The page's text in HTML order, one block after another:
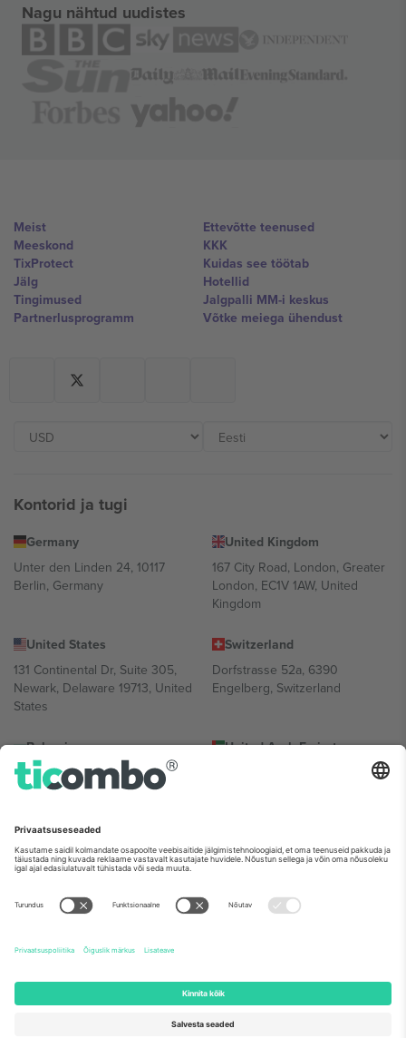
Nagu nähtud uudistes
Meist
Meeskond
TixProtect
Jälg
Tingimused
Partnerlusprogramm
Ettevõtte teenused
KKK
Kuidas see töötab
Hotellid
Jalgpalli MM-i keskus
Võtke meiega ühendust
Kontorid ja tugi
Germany
Unter den Linden 24, 10117
Berlin, Germany
United Kingdom
167 City Road, London, Greater
London, EC1V 1AW, United
Kingdom
United States
131 Continental Dr, Suite 305,
Newark, Delaware 19713, United
States
Switzerland
Dorfstrasse 52a, 6390
Engelberg, Switzerland
Bulgaria
Regus Sofia City West, bul
Totleben 53-55, 1606 Sofia,
United Arab Emirates
UAE Dubai Silicon Oasis, DDP
Mexico
Av Chapultepec 360, Roma
Norte, Cuauhtémoc, 06700
Ciudad de México, CDMX,
sündmusest ja/või domeenist. Detailide jaoks vaata konkreetse
sündmuse lehte, impressumit ja tingimusi.,
2026 Ticombo. Kõik õigused kaitstud.